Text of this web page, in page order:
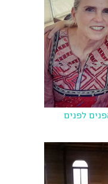
לפנים